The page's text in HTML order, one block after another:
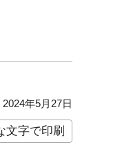
年5月27日
文字で印刷